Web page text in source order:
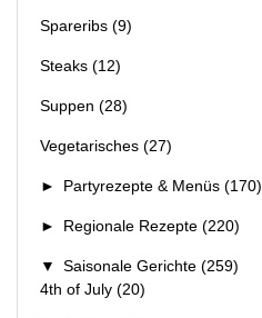
Spareribs (9)
Steaks (12)
Suppen (28)
Vegetarisches (27)
► Partyrezepte & Menüs (170)
► Regionale Rezepte (220)
▼ Saisonale Gerichte (259)
4th of July (20)